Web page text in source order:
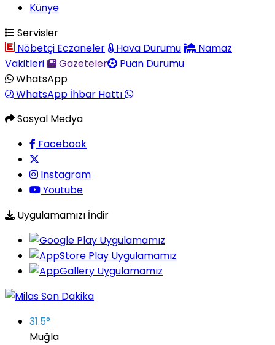
Künye
Servisler
Nöbetçi Eczaneler
Hava Durumu
Namaz
Vakitleri
Gazeteler
Puan Durumu
WhatsApp
WhatsApp İhbar Hattı
Sosyal Medya
Facebook
Instagram
Youtube
Uygulamamızı İndir
31.5°
Muğla